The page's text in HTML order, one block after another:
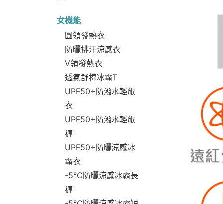
女機能
圓領發熱衣
防曬排汗涼感衣
V領發熱衣
透氣舒棉冰霸T
UPF50+防潑水輕旅
衣
UPF50+防潑水輕旅
褲
UPF50+防曬涼感冰
霸衣
-5°C防曬涼感冰霸長
褲